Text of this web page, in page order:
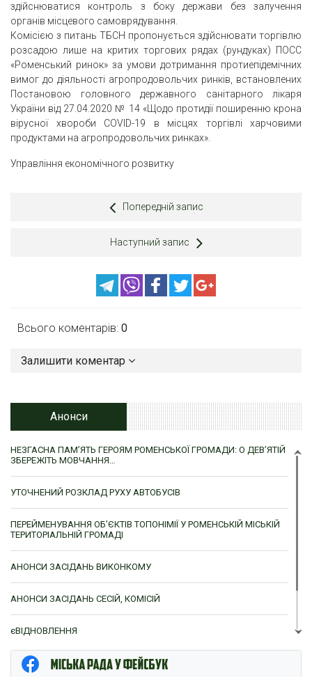
здійснюватися контроль з боку держави без залучення
органів місцевого самоврядування.
Комісією з питань ТБСН пропонується здійснювати торгівлю
розсадою лише на критих торгових рядах (рундуках) ПОСС
«Роменський ринок» за умови дотримання протиепідемічних
вимог до діяльності агропродовольчих ринків, встановлених
Постановою головного державного санітарного лікаря
України від 27.04.2020 № 14 «Щодо протидії поширенню крона
вірусної хвороби COVID-19 в місцях торгівлі харчовими
продуктами на агропродовольчих ринках».
Управління економічного розвитку
Попередній запис
Наступний запис
Всього коментарів: 0
Залишити коментар
Анонси
НЕЗГАСНА ПАМ’ЯТЬ ГЕРОЯМ РОМЕНСЬКОЇ ГРОМАДИ: О ДЕВ’ЯТІЙ
ЗБЕРЕЖІТЬ МОВЧАННЯ…
УТОЧНЕНИЙ РОЗКЛАД РУХУ АВТОБУСІВ
ПЕРЕЙМЕНУВАННЯ ОБ’ЄКТІВ ТОПОНІМІЇ У РОМЕНСЬКІЙ МІСЬКІЙ
ТЕРИТОРІАЛЬНІЙ ГРОМАДІ
АНОНСИ ЗАСІДАНЬ ВИКОНКОМУ
АНОНСИ ЗАСІДАНЬ СЕСІЙ, КОМІСІЙ
єВІДНОВЛЕННЯ
ЦНАП м. Ромни